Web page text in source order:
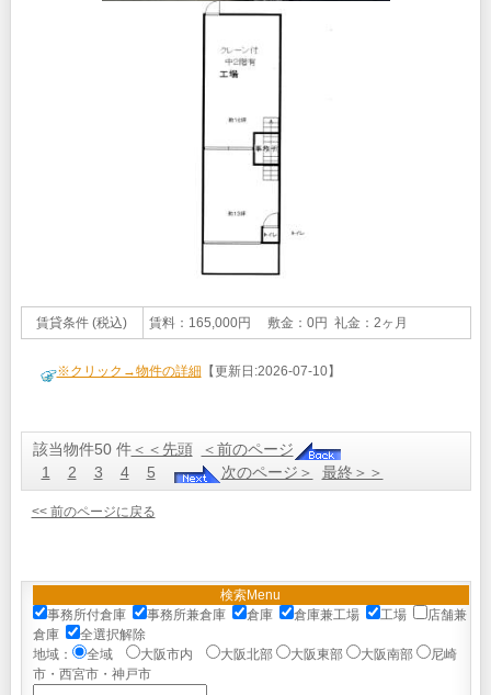
賃貸条件 (税込) 賃料：165,000円 敷金：0円 礼金：2ヶ月
※クリック→物件の詳細 【更新日:2026-07-10】
該当物件50 件＜＜先頭
＜前のページ
1
2 3 4 5 次のページ＞ 最終＞＞
<< 前のページに戻る
検索Menu
事務所付倉庫
事務所兼倉庫 倉庫 倉庫兼工場 工場
店舗兼
倉庫
全選択解除
地域：
全域 大阪市内 大阪北部 大阪東部 大阪南部
尼崎
市・西宮市・神戸市